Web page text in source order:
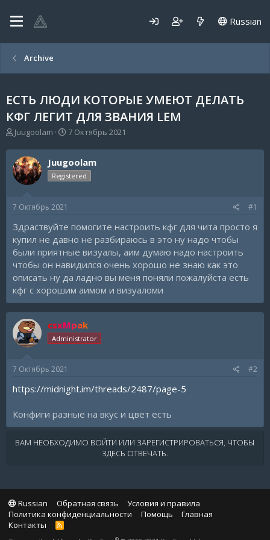
Russian
Archive
ЕСТЬ ЛЮДИ КОТОРЫЕ УМЕЮТ ДЕЛАТЬ
КФГ ЛЕГИТ ДЛЯ ЗВАНИЯ LEM
А
т
о
р
т
м
Juugoolam
Д
т
а
н
а
7 Октябрь 2021
Juugoolam
Registered
7 Октябрь 2021 #1
Здраствуйте помогите настроить кфг для чита просто я
купил не давно не разбираюсь в это ну надо чтобы
были приятные визуалы, аим думаю надо настроить
чтобы он навидился очень хорошо не знаю как это
описать ну да ладно вы меня поняли пожалуйста есть
кфг с хорошим аимом и визуаломи
csxMpak
Administrator
7 Октябрь 2021 #2
https://midnight.im/threads/2487/page-5
Конфиги разные на вкус и цвет есть
ВАМ НЕОБХОДИМО ВОЙТИ ИЛИ ЗАРЕГИСТРИРОВАТЬСЯ, ЧТОБЫ
ЗДЕСЬ ОТВЕЧАТЬ.
Russian Обратная связь
Условия и правила
Политика конфиденциальности
Помощь
Главная
Контакты
R